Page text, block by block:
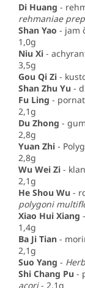
Di Huang -
rehmaniae
Shan Yao - jam
1,0g
Niu Xi -
3,5g
Gou Qi Zi -
Shan Zhu Yu -
Fu Ling -
2,1g
Du Zhong -
2,8g
Yuan Zhi -
2,8g
Wu Wei Zi -
2,1g
He Shou Wu -
polygoni
Xiao Hui Xiang -
1,4g
Ba Ji Tian -
2,1g
Suo Yang -
Shi Chang Pu -
acori- 2,1g